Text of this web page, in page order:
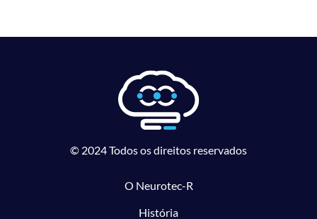
© 2024 Todos os direitos reservados
O Neurotec-R
História